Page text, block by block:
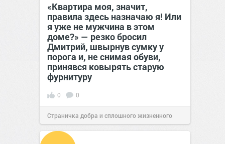
«Квартира моя, значит,
правила здесь назначаю я! Или
я уже не мужчина в этом
доме?» — резко бросил
Дмитрий, швырнув сумку у
порога и, не снимая обуви,
принявся ковырять старую
фурнитуру
0 0
Страничка добра и сплошного жизненного
позитива! 08:38 Сегодня